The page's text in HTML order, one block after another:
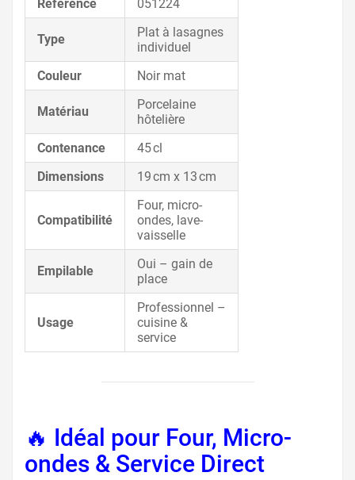
Référence
051224
Type
Plat à lasagnes
individuel
Couleur
Noir mat
Matériau
Porcelaine
hôtelière
Contenance
45 cl
Dimensions
19 cm x 13 cm
Compatibilité
Four, micro-
ondes, lave-
vaisselle
Empilable
Oui – gain de
place
Usage
Professionnel –
cuisine &
service
🔥 Idéal pour Four, Micro-
ondes & Service Direct